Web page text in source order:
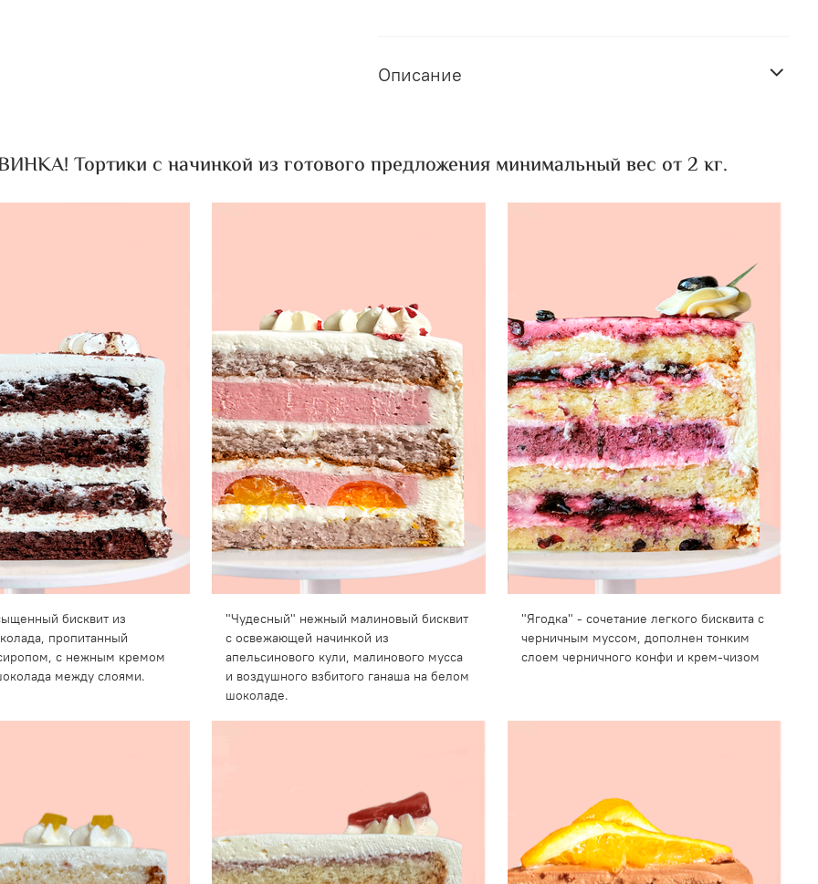
Описание
Тортики с начинкой из готового предложения минимальный вес от 2 кг.
бисквит из
пропитанный
с нежным кремом
между слоями.
"Чудесный" нежный малиновый бисквит
с освежающей начинкой из
апельсинового кули, малинового мусса
и воздушного взбитого ганаша на белом
шоколаде.
"Ягодка" - сочетание легкого бисквита с
черничным муссом, дополнен тонким
слоем черничного конфи и крем-чизом